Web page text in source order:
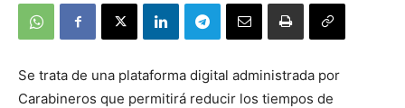
Se trata de una plataforma digital administrada por
Carabineros que permitirá reducir los tiempos de